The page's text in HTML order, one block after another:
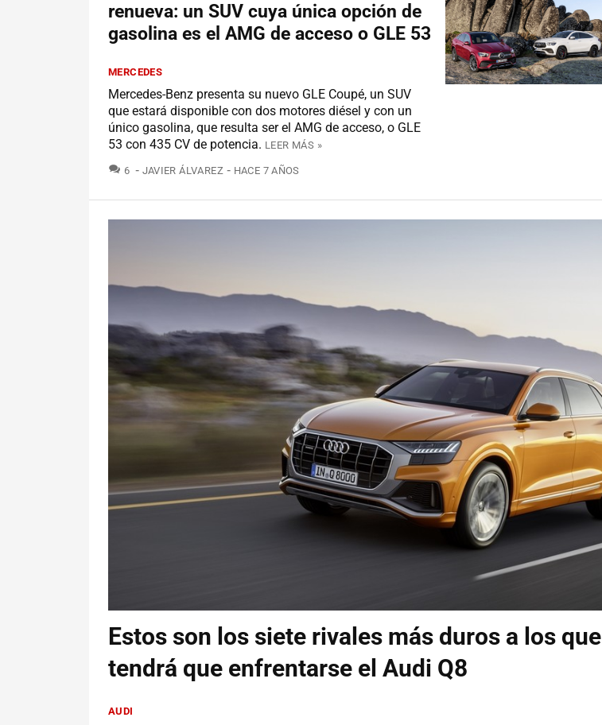
renueva: un SUV cuya única opción de
gasolina es el AMG de acceso o GLE 53
MERCEDES
Mercedes-Benz presenta su nuevo GLE Coupé, un SUV
que estará disponible con dos motores diésel y con un
único gasolina, que resulta ser el AMG de acceso, o GLE
53 con 435 CV de potencia. LEER MÁS »
6 COMENTARIOS
JAVIER ÁLVAREZ HACE 7 AÑOS
Estos son los siete rivales más duros a los que
tendrá que enfrentarse el Audi Q8
AUDI